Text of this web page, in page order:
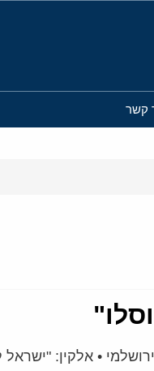
קשר
• אלקין: "ישראל